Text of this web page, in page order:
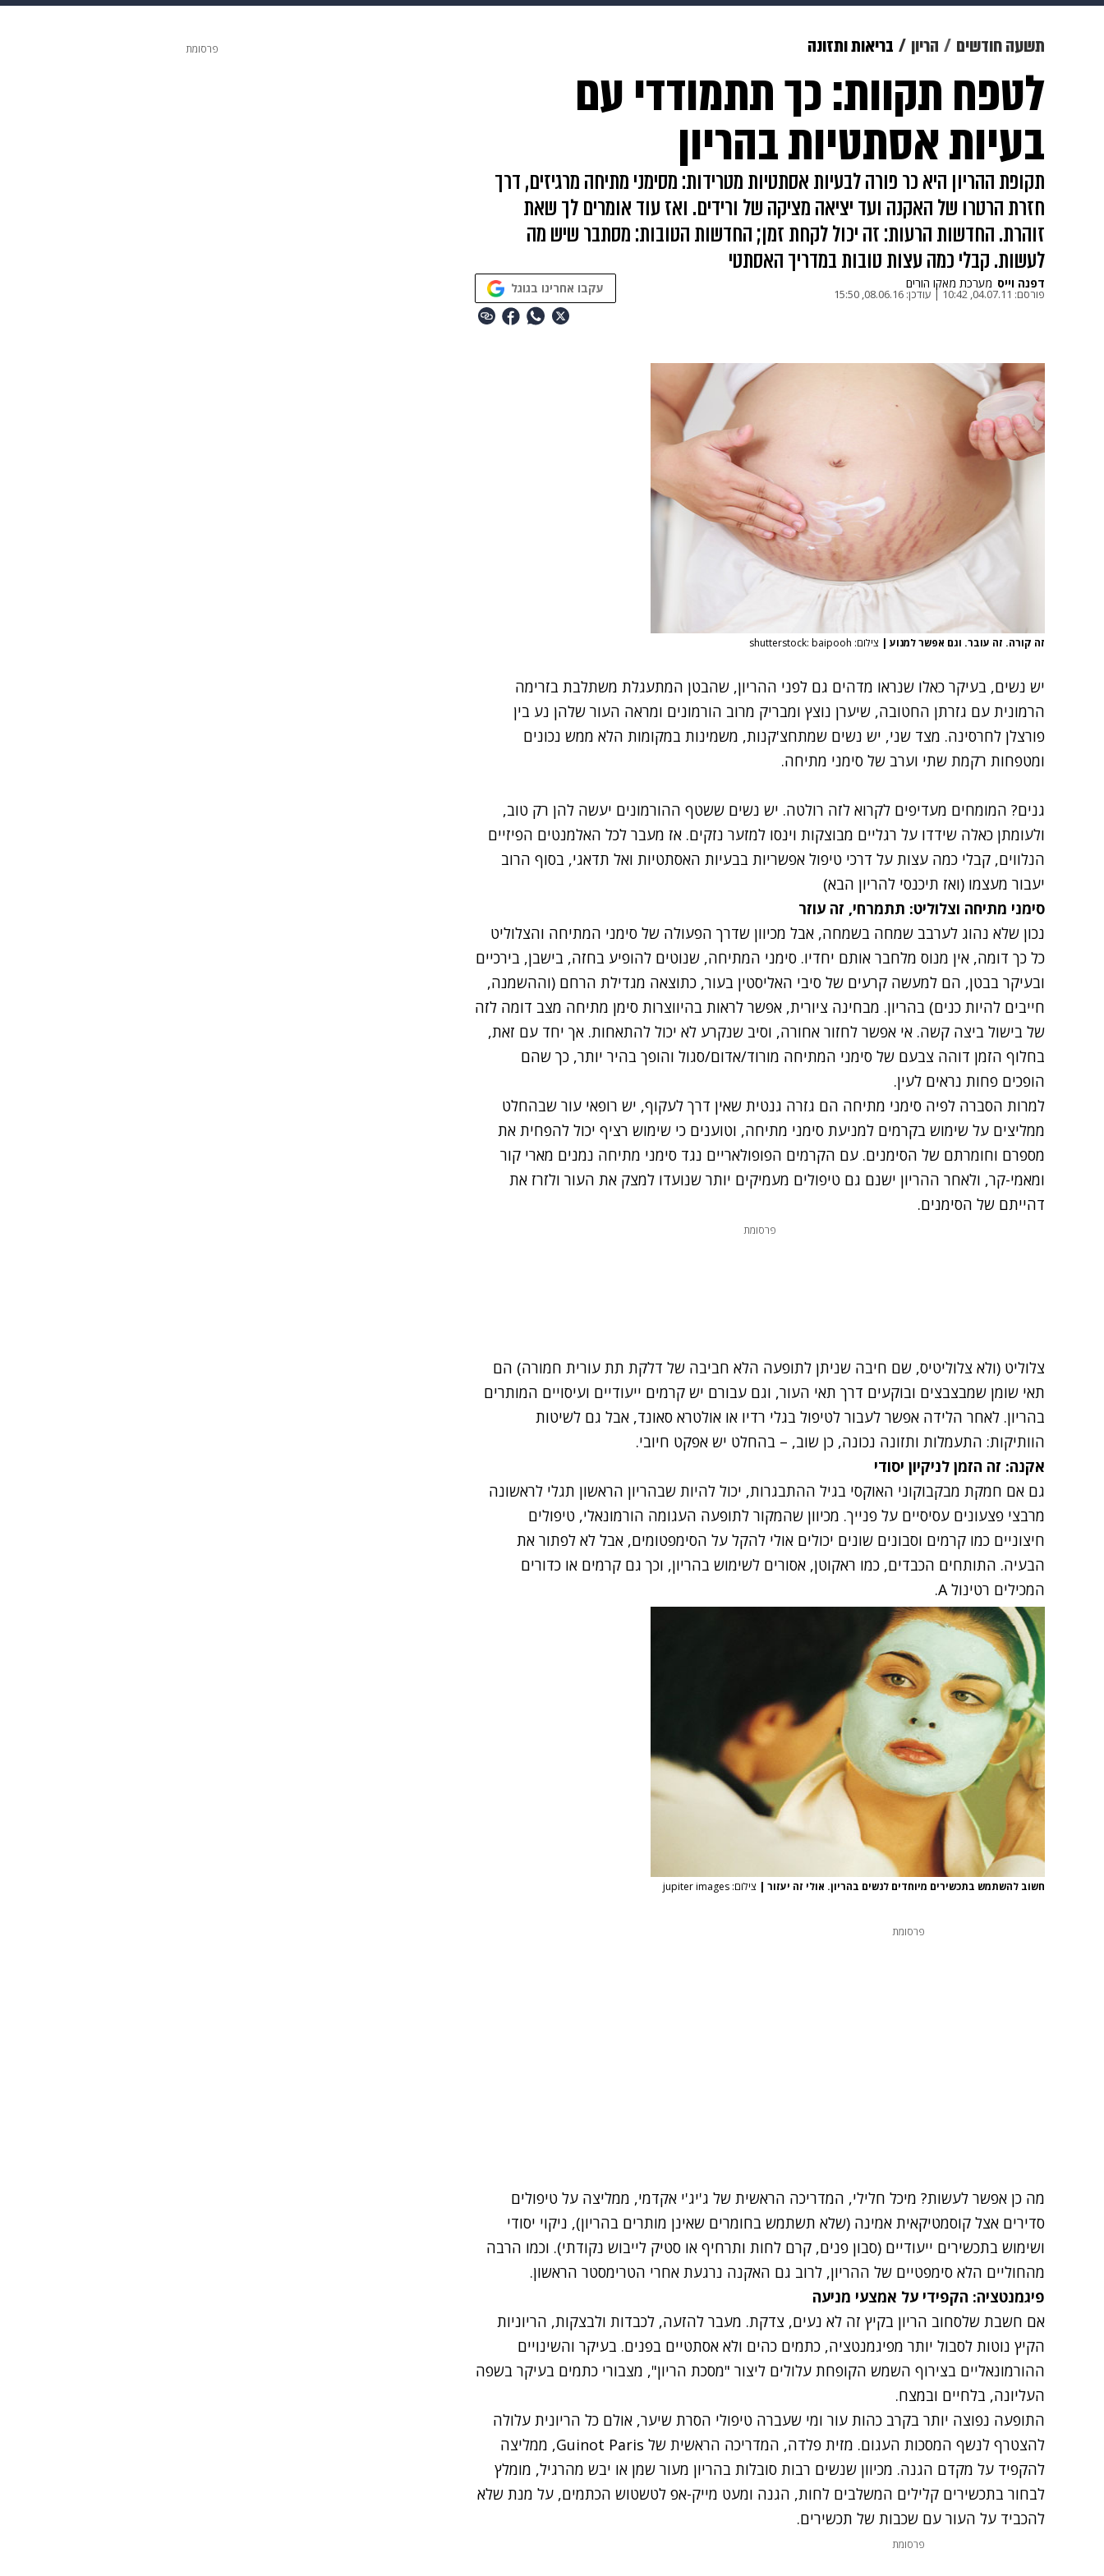
מוזיקה תרבות צבא וביטחון
דיגיטל ויוה תשעה חודשים מתכונים
תשעה חודשים הריון בריאות ותזונה
לטפח תקוות: כך תתמודדי עם
בעיות אסתטיות בהריון
תקופת ההריון היא כר פורה לבעיות אסתטיות מטרידות: מסימני מתיחה מרגיזים, דרך
חזרת הרטרו של האקנה ועד יציאה מציקה של ורידים. ואז עוד אומרים לך שאת
זוהרת. החדשות הרעות: זה יכול לקחת זמן; החדשות הטובות: מסתבר שיש מה
לעשות. קבלי כמה עצות טובות במדריך האסתטי
דפנה וייס מערכת מאקו הורים
פורסם: 04.07.11, 10:42
| עודכן: 08.06.16, 15:50 עקבו אחרינו בגוגל
זה קורה. זה עובר. וגם אפשר למנוע | צילום: shutterstock: baipooh
יש נשים, בעיקר כאלו שנראו מדהים גם לפני ההריון, שהבטן המתעגלת משתלבת בזרימה
הרמונית עם גזרתן החטובה, שיערן נוצץ ומבריק מרוב הורמונים ומראה העור שלהן נע בין
פורצלן לחרסינה. מצד שני, יש נשים שמתחצ'קנות, משמינות במקומות הלא ממש נכונים
ומטפחות רקמת שתי וערב של סימני מתיחה.
גנים? המומחים מעדיפים לקרוא לזה רולטה. יש נשים ששטף ההורמונים יעשה להן רק טוב,
ולעומתן כאלה שידדו על רגליים מבוצקות וינסו למזער נזקים. אז מעבר לכל האלמנטים הפיזיים
הנלווים, קבלי כמה עצות על דרכי טיפול אפשריות בבעיות האסתטיות ואל תדאגי, בסוף הרוב
יעבור מעצמו (ואז תיכנסי להריון הבא)
סימני מתיחה וצלוליט: תתמרחי, זה עוזר
נכון שלא נהוג לערבב שמחה בשמחה, אבל מכיוון שדרך הפעולה של סימני המתיחה והצלוליט
כל כך דומה, אין מנוס מלחבר אותם יחדיו. סימני המתיחה, שנוטים להופיע בחזה, בישבן, בירכיים
ובעיקר בבטן, הם למעשה קרעים של סיבי האליסטין בעור, כתוצאה מגדילת הרחם (וההשמנה,
חייבים להיות כנים) בהריון. מבחינה ציורית, אפשר לראות בהיווצרות סימן מתיחה מצב דומה לזה
של בישול ביצה קשה. אי אפשר לחזור אחורה, וסיב שנקרע לא יכול להתאחות. אך יחד עם זאת,
בחלוף הזמן דוהה צבעם של סימני המתיחה מורוד/אדום/סגול והופך בהיר יותר, כך שהם
הופכים פחות נראים לעין.
למרות הסברה לפיה סימני מתיחה הם גזרה גנטית שאין דרך לעקוף, יש רופאי עור שבהחלט
ממליצים על שימוש בקרמים למניעת סימני מתיחה, וטוענים כי שימוש רציף יכול להפחית את
מספרם וחומרתם של הסימנים. עם הקרמים הפופולאריים נגד סימני מתיחה נמנים מארי קור
ומאמי-קר, ולאחר ההריון ישנם גם טיפולים מעמיקים יותר שנועדו למצק את העור ולזרז את
דהייתם של הסימנים.
פרסומת
צלוליט (ולא צלוליטיס, שם חיבה שניתן לתופעה הלא חביבה של דלקת תת עורית חמורה) הם
תאי שומן שמבצבצים ובוקעים דרך תאי העור, וגם עבורם יש קרמים ייעודיים ועיסויים המותרים
בהריון. לאחר הלידה אפשר לעבור לטיפול בגלי רדיו או אולטרא סאונד, אבל גם לשיטות
הוותיקות: התעמלות ותזונה נכונה, כן שוב, – בהחלט יש אפקט חיובי.
אקנה: זה הזמן לניקיון יסודי
גם אם חמקת מבקבוקוני האוקסי בגיל ההתבגרות, יכול להיות שבהריון הראשון תגלי לראשונה
מרבצי פצעונים עסיסיים על פנייך. מכיוון שהמקור לתופעה העגומה הורמונאלי, טיפולים
חיצוניים כמו קרמים וסבונים שונים יכולים אולי להקל על הסימפטומים, אבל לא לפתור את
הבעיה. התותחים הכבדים, כמו ראקוטן, אסורים לשימוש בהריון, וכך גם קרמים או כדורים
המכילים רטינול A.
חשוב להשתמש בתכשירים מיוחדים לנשים בהריון. אולי זה יעזור | צילום: jupiter images
פרסומת
מה כן אפשר לעשות? מיכל חלילי, המדריכה הראשית של ג'יג'י אקדמי, ממליצה על טיפולים
סדירים אצל קוסמטיקאית אמינה (שלא תשתמש בחומרים שאינן מותרים בהריון), ניקוי יסודי
ושימוש בתכשירים ייעודיים (סבון פנים, קרם לחות ותרחיף או סטיק לייבוש נקודתי). וכמו הרבה
מהחוליים הלא סימפטיים של ההריון, לרוב גם האקנה נרגעת אחרי הטרימסטר הראשון.
פיגמנטציה: הקפידי על אמצעי מניעה
אם חשבת שלסחוב הריון בקיץ זה לא נעים, צדקת. מעבר להזעה, לכבדות ולבצקות, הריוניות
הקיץ נוטות לסבול יותר מפיגמנטציה, כתמים כהים ולא אסתטיים בפנים. בעיקר והשינויים
ההורמונאליים בצירוף השמש הקופחת עלולים ליצור "מסכת הריון", מצבורי כתמים בעיקר בשפה
העליונה, בלחיים ובמצח.
התופעה נפוצה יותר בקרב כהות עור ומי שעברה טיפולי הסרת שיער, אולם כל הריונית עלולה
להצטרף לנשף המסכות העגום. מזית פלדה, המדריכה הראשית של Guinot Paris, ממליצה
להקפיד על מקדם הגנה. מכיוון שנשים רבות סובלות בהריון מעור שמן או יבש מהרגיל, מומלץ
לבחור בתכשירים קלילים המשלבים לחות, הגנה ומעט מייק-אפ לטשטוש הכתמים, על מנת שלא
להכביד על העור עם שכבות של תכשירים.
פרסומת
פרסומת